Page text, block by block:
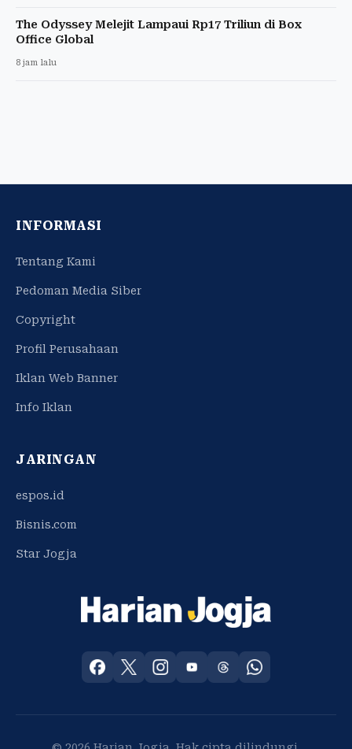
The Odyssey Melejit Lampaui Rp17 Triliun di Box
Office Global
8 jam lalu
INFORMASI
Tentang Kami
Pedoman Media Siber
Copyright
Profil Perusahaan
Iklan Web Banner
Info Iklan
JARINGAN
espos.id
Bisnis.com
Star Jogja